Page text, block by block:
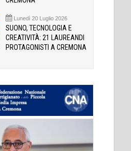
Lunedì 20 Luglio 2026
SUONO, TECNOLOGIA E
CREATIVITÀ: 21 LAUREANDI
PROTAGONISTI A CREMONA